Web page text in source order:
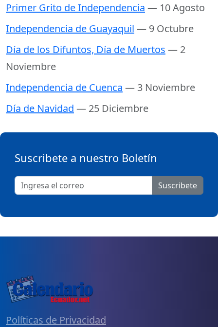
Primer Grito de Independencia — 10 Agosto
Independencia de Guayaquil — 9 Octubre
Día de los Difuntos, Día de Muertos — 2
Noviembre
Independencia de Cuenca — 3 Noviembre
Día de Navidad — 25 Diciembre
Suscribete a nuestro Boletín
Suscribete
Políticas de Privacidad